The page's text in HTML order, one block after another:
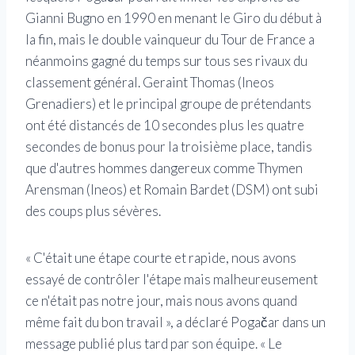
Gianni Bugno en 1990 en menant le Giro du début à
la fin, mais le double vainqueur du Tour de France a
néanmoins gagné du temps sur tous ses rivaux du
classement général. Geraint Thomas (Ineos
Grenadiers) et le principal groupe de prétendants
ont été distancés de 10 secondes plus les quatre
secondes de bonus pour la troisième place, tandis
que d'autres hommes dangereux comme Thymen
Arensman (Ineos) et Romain Bardet (DSM) ont subi
des coups plus sévères.
« C'était une étape courte et rapide, nous avons
essayé de contrôler l'étape mais malheureusement
ce n'était pas notre jour, mais nous avons quand
même fait du bon travail », a déclaré Pogačar dans un
message publié plus tard par son équipe. « Le